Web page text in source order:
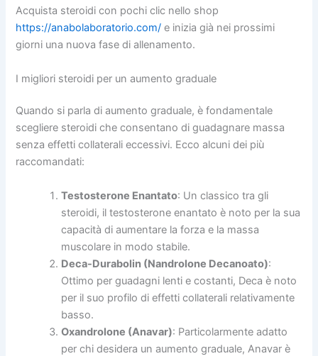
Acquista steroidi con pochi clic nello shop
https://anabolaboratorio.com/ e inizia già nei prossimi
giorni una nuova fase di allenamento.
I migliori steroidi per un aumento graduale
Quando si parla di aumento graduale, è fondamentale
scegliere steroidi che consentano di guadagnare massa
senza effetti collaterali eccessivi. Ecco alcuni dei più
raccomandati:
Testosterone Enantato: Un classico tra gli
steroidi, il testosterone enantato è noto per la sua
capacità di aumentare la forza e la massa
muscolare in modo stabile.
Deca-Durabolin (Nandrolone Decanoato):
Ottimo per guadagni lenti e costanti, Deca è noto
per il suo profilo di effetti collaterali relativamente
basso.
Oxandrolone (Anavar): Particolarmente adatto
per chi desidera un aumento graduale, Anavar è